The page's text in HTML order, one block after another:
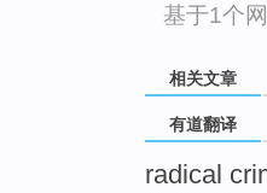
基于1个
相关文章
有道翻译
radical